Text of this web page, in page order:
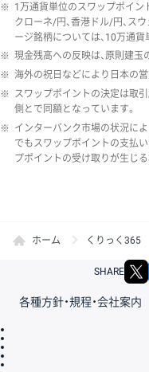
※ 1万通貨単位のスワップポイン
クローネ/円、香港ドル/円、ス
ージ銘柄については、10万通貨
※ 現金残高への反映は、原則建玉
※ 海外の祝日などにより日本の
※ スワップポイントの決定は取
側とで同額となっています。
※ インターバンク市場の状況に
でもスワップポイントの支払
プポイントの受け取りが生じる
ホーム くりっく365
SHARE
各種方針・規程・会社案内